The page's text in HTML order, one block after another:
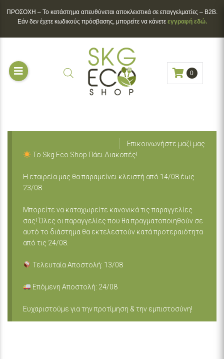
ΠΡΟΣΟΧΗ – To κατάστημα απευθύνεται αποκλειστικά σε επαγγελματίες – B2B.
Εάν δεν έχετε κωδικούς πρόσβασης, μπορείτε να κάνετε εγγραφή εδώ.
0
Επικοινωνήστε μαζί μας
Το Skg Eco Shop Πάει Διακοπές!
Η εταιρεία μας θα παραμείνει κλειστή από 14/08 έως
23/08.
Μπορείτε να καταχωρείτε κανονικά τις παραγγελίες
σας! Όλες οι παραγγελίες που θα πραγματοποιηθούν σε
αυτό το διάστημα θα εκτελεστούν κατά προτεραιότητα
από τις 24/08.
Τελευταία Αποστολή: 13/08
Επόμενη Αποστολή: 24/08
Ευχαριστούμε για την προτίμηση & την εμπιστοσύνη!